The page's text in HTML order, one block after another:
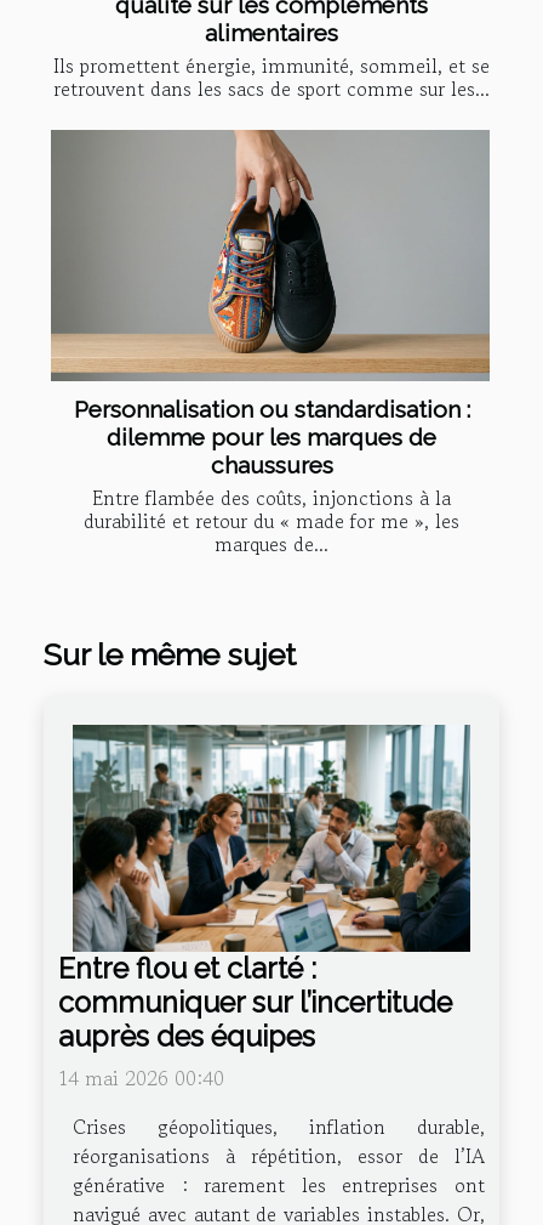
alimentaires
Ils promettent énergie, immunité, sommeil, et se
retrouvent dans les sacs de sport comme sur les...
Personnalisation ou standardisation :
dilemme pour les marques de
chaussures
Entre flambée des coûts, injonctions à la
durabilité et retour du « made for me », les
marques de...
Sur le même sujet
Entre flou et clarté :
communiquer sur l’incertitude
auprès des équipes
14 mai 2026 00:40
Crises géopolitiques, inflation durable,
réorganisations à répétition, essor de l’IA
générative : rarement les entreprises ont
navigué avec autant de variables instables. Or,